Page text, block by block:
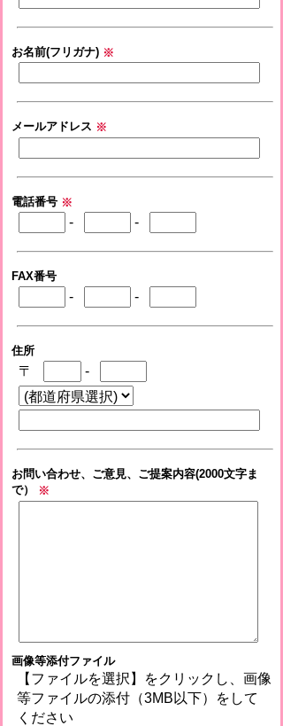
お名前(フリガナ) ※
メールアドレス ※
電話番号 ※
- -
FAX番号
- -
住所
〒 -
お問い合わせ、ご意見、ご提案内容(2000文字ま
で）
※
画像等添付ファイル
【ファイルを選択】をクリックし、画像
等ファイルの添付（3MB以下）をして
ください